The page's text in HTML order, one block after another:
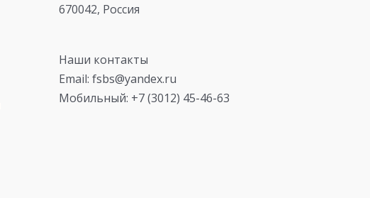
670042, Россия
Наши контакты
Email: fsbs@yandex.ru
Мобильный: +7 (3012) 45-46-63